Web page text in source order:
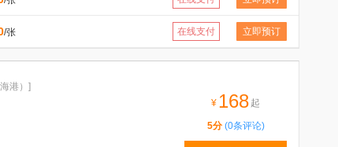
/张 在线支付 立即预订
港）]
¥ 168 起
5分(0条评论)